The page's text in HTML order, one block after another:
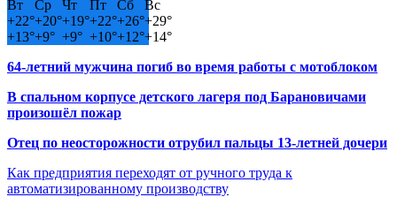
Вт
Ср Чт Пт Сб
Вс
+22°+20°+19°+22°+26°+29°
+13°+9° +9° +10°+12°+14°
64-летний мужчина погиб во время работы с мотоблоком
В спальном корпусе детского лагеря под Барановичами
произошёл пожар
Отец по неосторожности отрубил пальцы 13-летней дочери
Как предприятия переходят от ручного труда к
автоматизированному производству